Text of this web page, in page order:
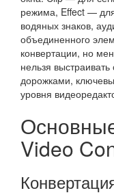
режима, Effect —
водяных знаков,
объединенного
конвертации, но
нельзя
дорожками,
уровня
Video